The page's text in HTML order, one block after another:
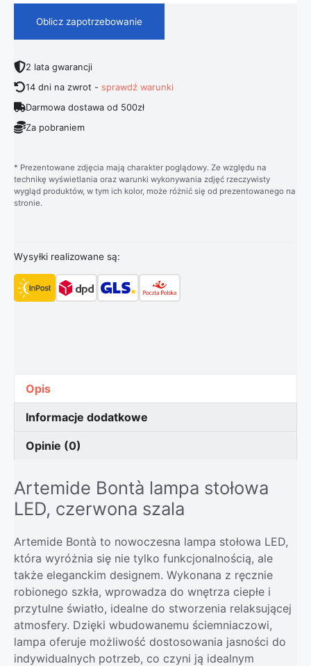
Oblicz zapotrzebowanie
2 lata gwarancji
14 dni na zwrot -sprawdź warunki
Darmowa dostawa od 500zł
Za pobraniem
* Prezentowane zdjęcia mają charakter poglądowy. Ze względu na
technikę wyświetlania oraz warunki wykonywania zdjęć rzeczywisty
wygląd produktów, w tym ich kolor, może różnić się od prezentowanego na
stronie.
Wysyłki realizowane są:
Opis
Informacje dodatkowe
Opinie (0)
Artemide Bontà lampa stołowa
LED, czerwona szala
Artemide Bontà to nowoczesna lampa stołowa LED,
która wyróżnia się nie tylko funkcjonalnością, ale
także eleganckim designem. Wykonana z ręcznie
robionego szkła, wprowadza do wnętrza ciepłe i
przytulne światło, idealne do stworzenia relaksującej
atmosfery. Dzięki wbudowanemu ściemniaczowi,
lampa oferuje możliwość dostosowania jasności do
indywidualnych potrzeb, co czyni ją idealnym